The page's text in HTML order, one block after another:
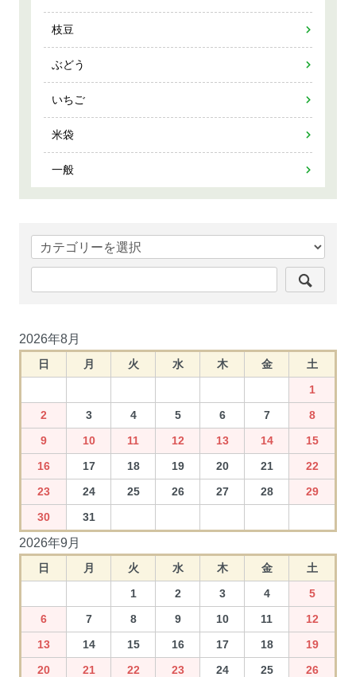
枝豆
ぶどう
いちご
米袋
一般
2026年8月
日 月 火 水 木 金
土
1
2
3 4 5 6 7
8
9
10 11 12 13 14
15
16
17 18 19 20 21
22
23
24 25 26 27 28
29
30
31
2026年9月
日 月 火 水 木 金
土
1
2 3 4
5
6
7 8 9 10 11
12
13
14 15 16 17 18
19
20
21 22 23 24 25
26